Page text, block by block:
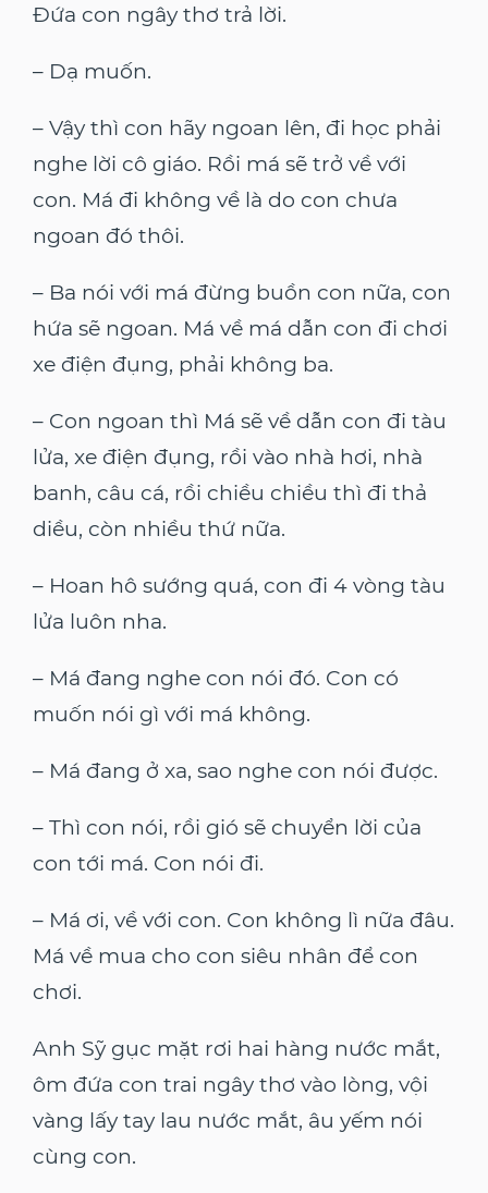
Đứa con ngây thơ trả lời.
– Dạ muốn.
– Vậy thì con hãy ngoan lên, đi học phải
nghe lời cô giáo. Rồi má sẽ trở về với
con. Má đi không về là do con chưa
ngoan đó thôi.
– Ba nói với má đừng buồn con nữa, con
hứa sẽ ngoan. Má về má dẫn con đi chơi
xe điện đụng, phải không ba.
– Con ngoan thì Má sẽ về dẫn con đi tàu
lửa, xe điện đụng, rồi vào nhà hơi, nhà
banh, câu cá, rồi chiều chiều thì đi thả
diều, còn nhiều thứ nữa.
– Hoan hô sướng quá, con đi 4 vòng tàu
lửa luôn nha.
– Má đang nghe con nói đó. Con có
muốn nói gì với má không.
– Má đang ở xa, sao nghe con nói được.
– Thì con nói, rồi gió sẽ chuyển lời của
con tới má. Con nói đi.
– Má ơi, về với con. Con không lì nữa đâu.
Má về mua cho con siêu nhân để con
chơi.
Anh Sỹ gục mặt rơi hai hàng nước mắt,
ôm đứa con trai ngây thơ vào lòng, vội
vàng lấy tay lau nước mắt, âu yếm nói
cùng con.